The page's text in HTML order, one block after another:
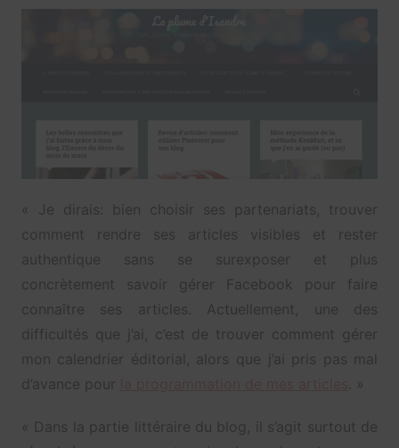
« Je dirais: bien choisir ses partenariats, trouver
comment rendre ses articles visibles et rester
authentique sans se surexposer et plus
concrètement savoir gérer Facebook pour faire
connaître ses articles. Actuellement, une des
difficultés que j’ai, c’est de trouver comment gérer
mon calendrier éditorial, alors que j’ai pris pas mal
d’avance pour
. »
« Dans la partie littéraire du blog, il s’agit surtout de